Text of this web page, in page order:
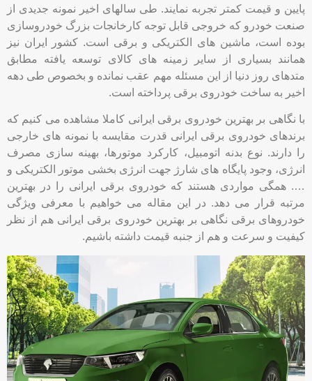
پایین و قیمت کمتر تجربه نمایند. طی سالهای اخیر نمونه جدیدی از
صنعت خودرو که خروجی قابل توجه کارخانجات بزرگ خودروسازی
بوده است، ماشین های الکتریکی و برقی است. کشور ایران نیز
همانند بسیاری از سایر زمینه های کالای توسعه یافته مطابق
متدهای روز دنیا از این مسئله مهم عقب نمانده و بخصوص طی دهه
اخیر به ساخت خودروی برقی پرداخته است.
با نگاهی بر بهترین خودروی برقی ایرانی کاملا مشاهده می کنیم که
برندهای خودروی برقی ایرانی قدرت مقایسه با نمونه های خارجی
را دارند. نوع بدنه اتومبیل، کارکرد موتورها، بهینه سازی مصرف
انرژی، وجود پایگاه های شارژ جهت انرژی بخشی موتور الکتریکی و
…. همگی مواردی هستند که خودروی برقی ایرانی را در بهترین
مرتبه قرار می دهد. در این مقاله می خواهیم با معرفی ویژگی
خودروهای برقی نگاهی بر بهترین خودروی برقی ایرانی هم از نظر
کیفیت و سرعت و هم از جنبه قیمت داشته باشیم.